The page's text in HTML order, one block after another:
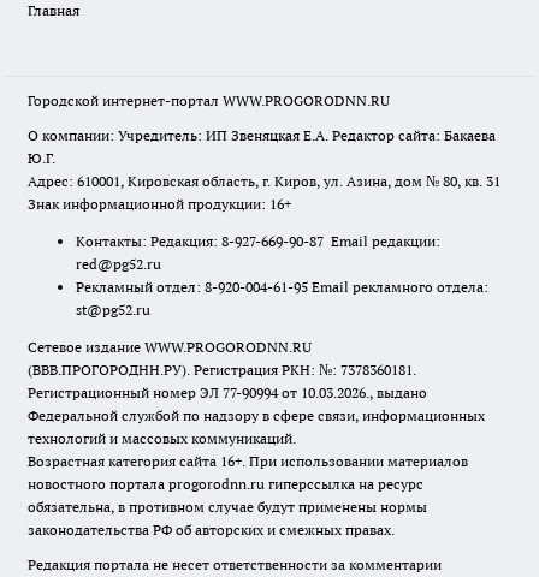
Главная
Городской интернет-портал WWW.PROGORODNN.RU
О компании: Учредитель: ИП Звеняцкая Е.А. Редактор сайта: Бакаева
Ю.Г.
Адрес: 610001, Кировская область, г. Киров, ул. Азина, дом № 80, кв. 31
Знак информационной продукции: 16+
Контакты: Редакция: 8-927-669-90-87 Email редакции:
red@pg52.ru
Рекламный отдел: 8-920-004-61-95 Email рекламного отдела:
st@pg52.ru
Сетевое издание WWW.PROGORODNN.RU
(ВВВ.ПРОГОРОДНН.РУ). Регистрация РКН: №: 7378360181.
Регистрационный номер ЭЛ 77-90994 от 10.03.2026., выдано
Федеральной службой по надзору в сфере связи, информационных
технологий и массовых коммуникаций.
Возрастная категория сайта 16+. При использовании материалов
новостного портала progorodnn.ru гиперссылка на ресурс
обязательна, в противном случае будут применены нормы
законодательства РФ об авторских и смежных правах.
Редакция портала не несет ответственности за комментарии